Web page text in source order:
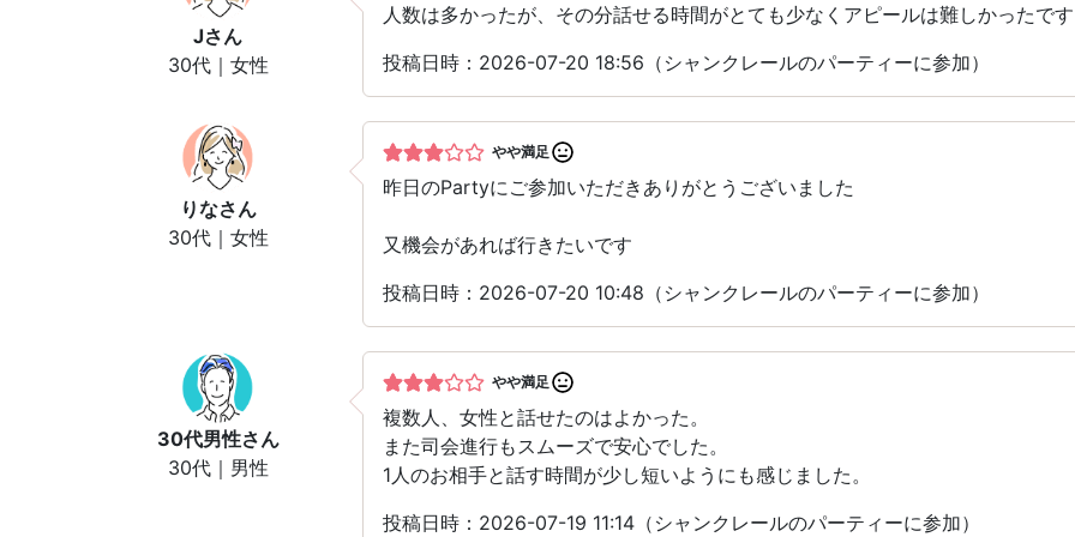
Jさん
30代｜女性
人数は多かったが、その分話せる時間がとても少なくアピールは難しかったで
投稿日時：2026-07-20 18:56（シャンクレールのパーティーに参加）
りなさん
30代｜女性
やや満足
昨日のPartyにご参加いただきありがとうございました
又機会があれば行きたいです
投稿日時：2026-07-20 10:48（シャンクレールのパーティーに参加）
30代男性さん
30代｜男性
やや満足
複数人、女性と話せたのはよかった。
また司会進行もスムーズで安心でした。
1人のお相手と話す時間が少し短いようにも感じました。
投稿日時：2026-07-19 11:14（シャンクレールのパーティーに参加）